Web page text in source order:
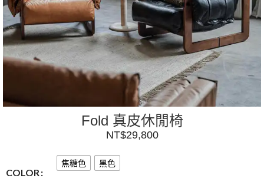
Fold 真皮休閒椅
NT$29,800
COLOR
焦糖色 黑色